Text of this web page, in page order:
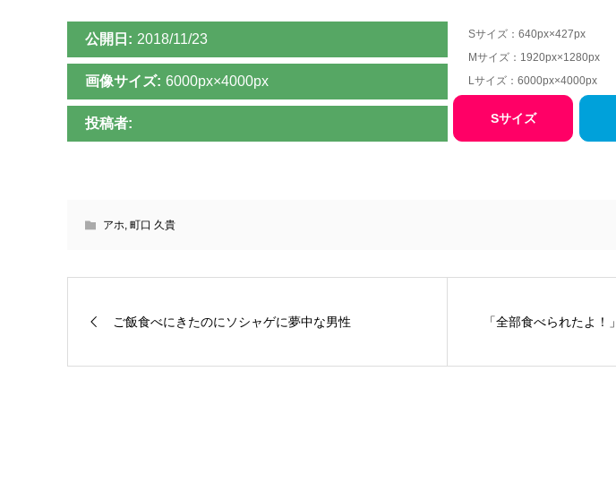
公開日: 2018/11/23
画像サイズ: 6000px×4000px
投稿者:
Sサイズ：640px×427px
Mサイズ：1920px×1280px
Lサイズ：6000px×4000px
Sサイズ
アホ 町口 久貴
ご飯食べにきたのにソシャゲに夢中な男性 「全部食べられたよ！」